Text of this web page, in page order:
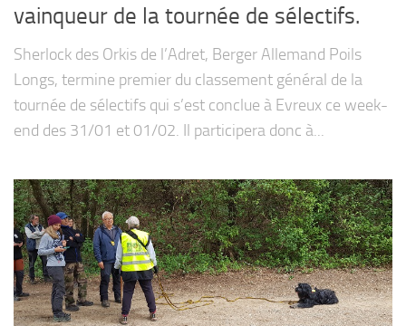
vainqueur de la tournée de sélectifs.
Sherlock des Orkis de l’Adret, Berger Allemand Poils
Longs, termine premier du classement général de la
tournée de sélectifs qui s’est conclue à Evreux ce week-
end des 31/01 et 01/02. Il participera donc à...